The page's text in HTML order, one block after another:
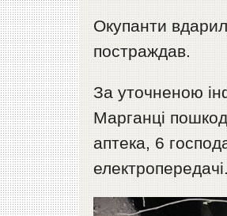
Окупанти
постраждав.
За уточненою
Марганці
аптека, 6
електропередачі.